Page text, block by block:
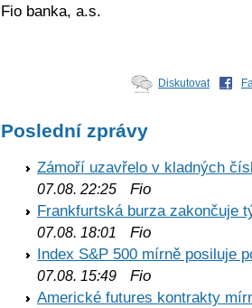
Fio banka, a.s.
Diskutovat
Poslední zprávy
Zámoří uzavřelo v kladných
07.08. 22:25 Fio
Frankfurtská burza zakončuje
07.08. 18:01
Fio
Index S&P 500 mírně posiluje
07.08. 15:49 Fio
Americké futures kontrakty